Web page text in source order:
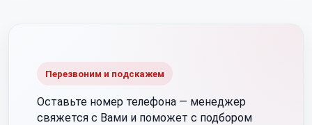
Перезвоним и подскажем
Оставьте номер телефона — менеджер
свяжется с Вами и поможет с подбором